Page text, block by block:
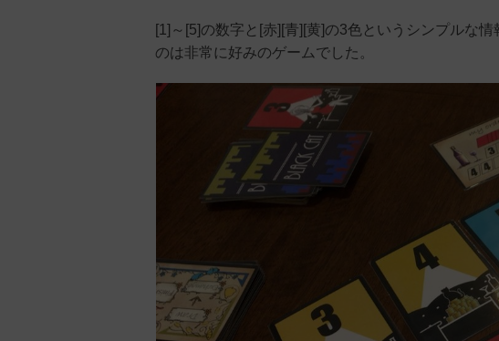
[1]～[5]の数字と[赤][青][黄]の3色というシンプルな
のは非常に好みのゲームでした。